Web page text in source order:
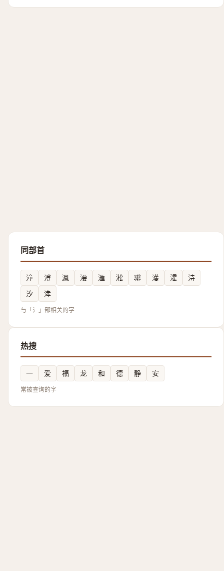
同部首
潼 澄 㵯 㴗 滙 淞 鿿 濩 瀖
洔
汐
涍
与「氵」部相关的字
热搜
一 爱 福 龙 和 德 静 安
常被查询的字